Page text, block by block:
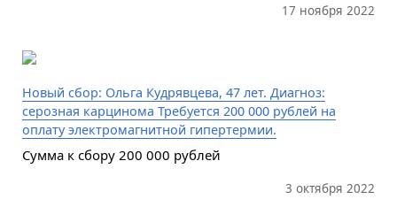
17 ноября 2022
Новый сбор: Ольга Кудрявцева, 47 лет. Диагноз:
серозная карцинома Требуется 200 000 рублей на
оплату электромагнитной гипертермии.
Сумма к сбору 200 000 рублей
3 октября 2022